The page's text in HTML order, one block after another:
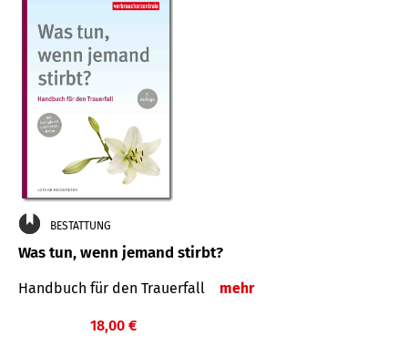
BESTATTUNG
Was tun, wenn jemand stirbt?
Handbuch für den Trauerfall mehr
18,00 €